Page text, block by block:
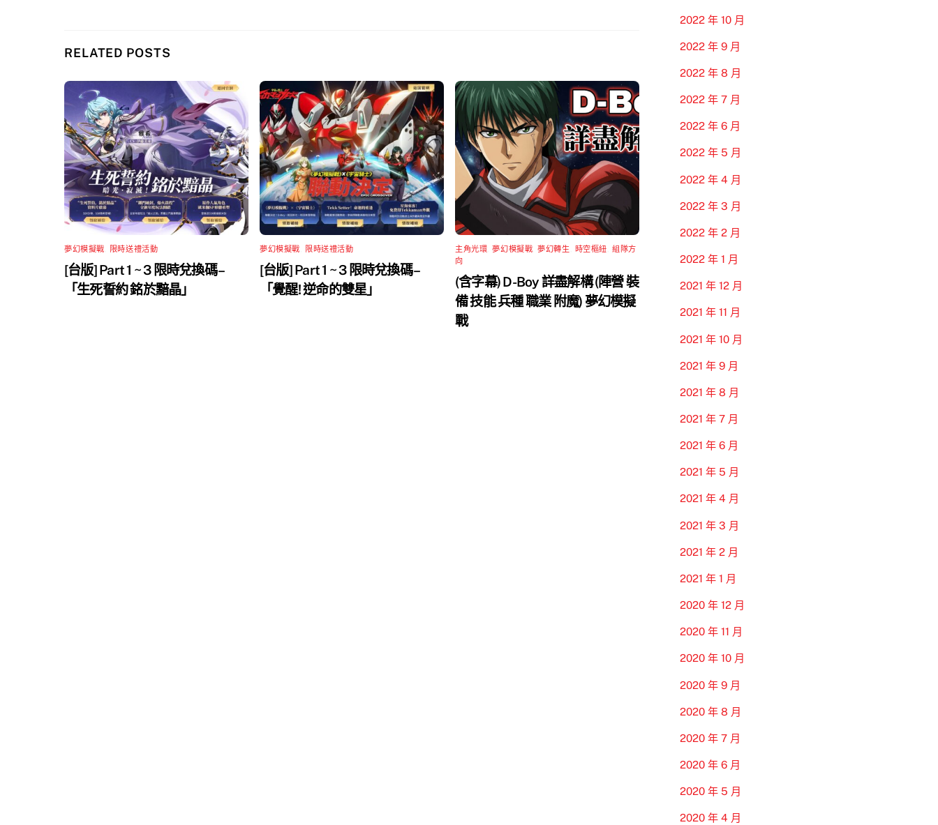
RELATED POSTS
夢幻模擬戰 限時送禮活動
[台版] Part 1 ~ 3 限時兌換碼 –
「生死誓約 銘於黯晶」
夢幻模擬戰 限時送禮活動
[台版] Part 1 ~ 3 限時兌換碼 –
「覺醒! 逆命的雙星」
主角光環 ,夢幻模擬戰 ,夢幻轉生 時空樞紐 ,組隊方
向
(含字幕) D-Boy 詳盡解構 (陣營 裝
備 技能 兵種 職業 附魔) 夢幻模擬
戰
2022 年 10 月
2022 年 9 月
2022 年 8 月
2022 年 7 月
2022 年 6 月
2022 年 5 月
2022 年 4 月
2022 年 3 月
2022 年 2 月
2022 年 1 月
2021 年 12 月
2021 年 11 月
2021 年 10 月
2021 年 9 月
2021 年 8 月
2021 年 7 月
2021 年 6 月
2021 年 5 月
2021 年 4 月
2021 年 3 月
2021 年 2 月
2021 年 1 月
2020 年 12 月
2020 年 11 月
2020 年 10 月
2020 年 9 月
2020 年 8 月
2020 年 7 月
2020 年 6 月
2020 年 5 月
2020 年 4 月